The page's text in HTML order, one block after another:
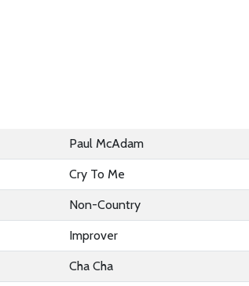
Paul McAdam
Cry To Me
Non-Country
Improver
Cha Cha